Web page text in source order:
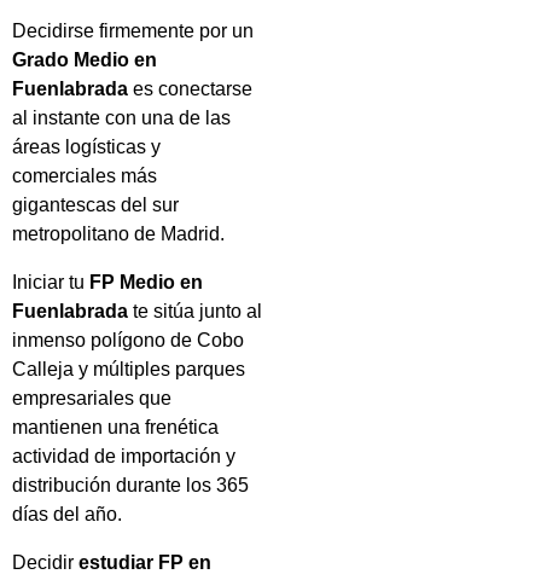
Decidirse firmemente por un
Grado Medio en
Fuenlabrada es conectarse
al instante con una de las
áreas logísticas y
comerciales más
gigantescas del sur
metropolitano de Madrid.
Iniciar tu FP Medio en
Fuenlabrada te sitúa junto al
inmenso polígono de Cobo
Calleja y múltiples parques
empresariales que
mantienen una frenética
actividad de importación y
distribución durante los 365
días del año.
Decidir estudiar FP en